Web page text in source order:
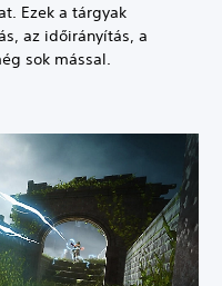
Ezek a tárgyak
az időirányítás, a
sok mással.